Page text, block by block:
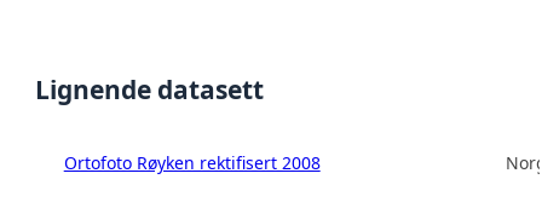
Lignende datasett
Ortofoto Røyken rektifisert 2008